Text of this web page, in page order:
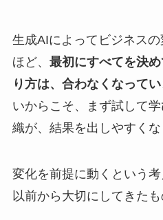
生成AIによってビジネス
ほど、 最初にすべてを決
り方は、合わなくなって
いからこそ、まず試して
織が、結果を出しやすくな
変化を前提に動くという
以前から大切にしてきたも